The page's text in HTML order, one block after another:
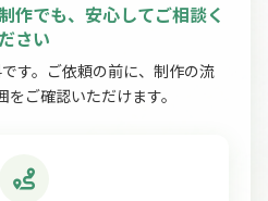
作でも、安心してご相談く
ださい
す。ご依頼の前に、制作の流
ご確認いただけます。